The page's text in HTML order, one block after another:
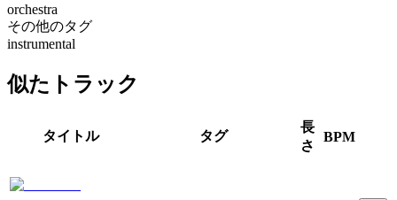
orchestra
その他のタグ
instrumental
似たトラック
タイトル タグ
長
さ
BPM